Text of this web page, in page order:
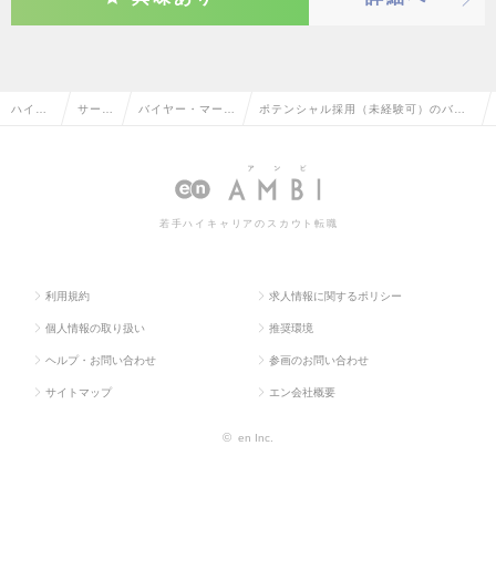
ハイク サービ バイヤー・マーチ
D）・VMD
ポテンシャル採用（未経験可）のバイ
MDの転職・求人情報一覧
若手ハイキャリアのスカウト転職
利用規約 求人情報に関するポリシー
個人情報の取り扱い 推奨環境
ヘルプ・お問い合わせ 参画のお問い合わせ
サイトマップ エン会社概要
© en Inc.